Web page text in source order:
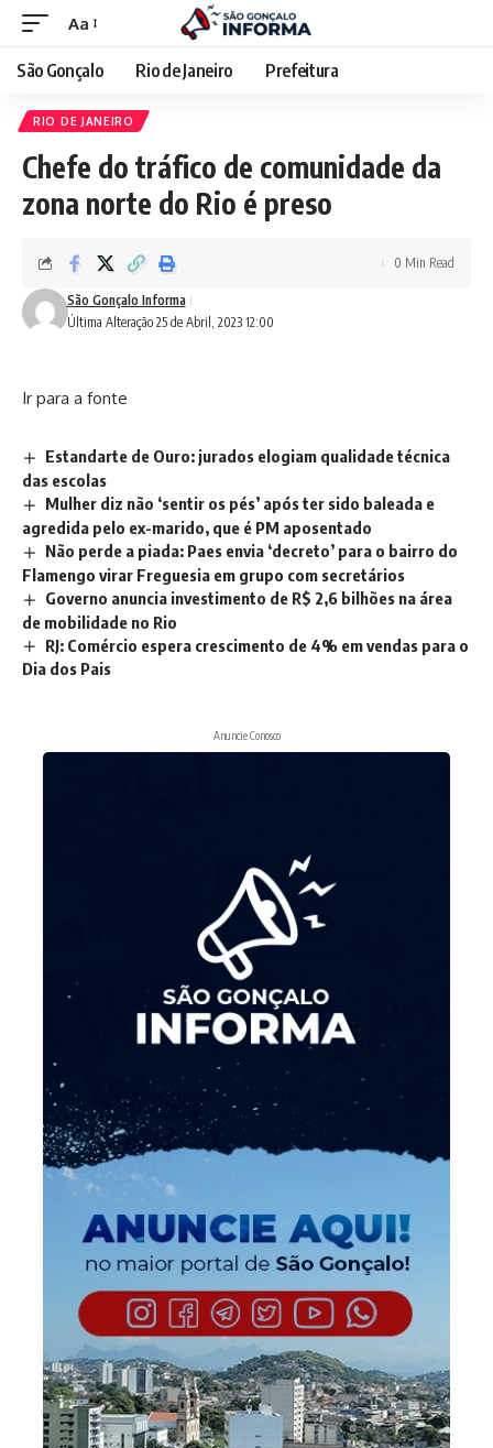
Aa
São Gonçalo Rio de Janeiro Prefeitura
RIO DE JANEIRO
Chefe do tráfico de comunidade da
zona norte do Rio é preso
Última Alteração 25 de Abril, 2023 12:00
São Gonçalo Informa
0 Min Read
Ir para a fonte
Estandarte de Ouro: jurados elogiam qualidade técnica
das escolas
Mulher diz não ‘sentir os pés’ após ter sido baleada e
agredida pelo ex-marido, que é PM aposentado
Não perde a piada: Paes envia ‘decreto’ para o bairro do
Flamengo virar Freguesia em grupo com secretários
Governo anuncia investimento de R$ 2,6 bilhões na área
de mobilidade no Rio
RJ: Comércio espera crescimento de 4% em vendas para o
Dia dos Pais
Anuncie Conosco